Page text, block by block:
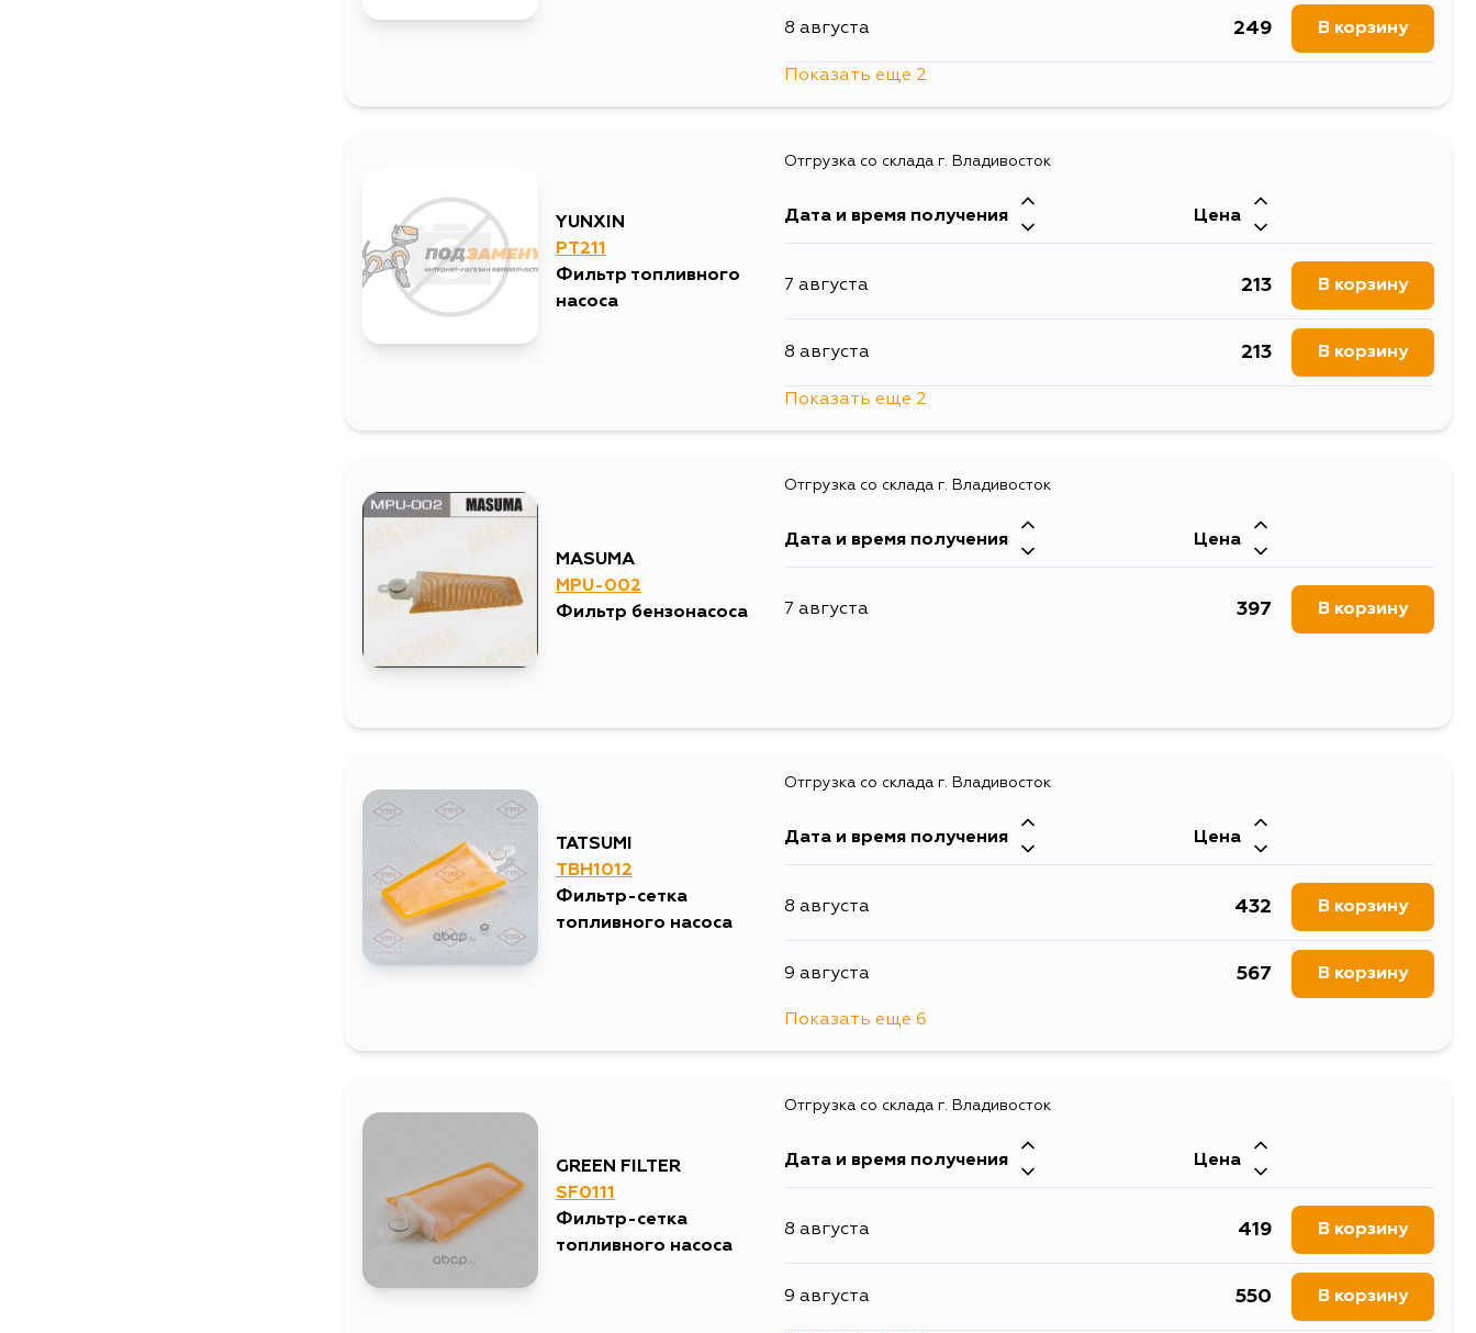
8 августа 249 В корзину
12 августа
Показать еще 2
YUNXIN
PT211
Фильтр топливного
насоса
Отгрузка со склада г. Владивосток
Дата и время получения Цена
7 августа 213 В корзину
8 августа 213 В корзину
12 августа
Показать еще 2
MASUMA
MPU-002
Фильтр бензонасоса
Отгрузка со склада г. Владивосток
Дата и время получения Цена
7 августа 397 В корзину
TATSUMI
TBH1012
Фильтр-сетка
топливного насоса
Отгрузка со склада г. Владивосток
Дата и время получения Цена
8 августа 432 В корзину
9 августа 567 В корзину
23 августа
27 августа 432
29 августа 432 В корзину
2 сентября 432 В корзину
Показать еще 6
GREEN FILTER
SF0111
Фильтр-сетка
топливного насоса
Отгрузка со склада г. Владивосток
Дата и время получения Цена
8 августа 419 В корзину
9 августа 550 В корзину